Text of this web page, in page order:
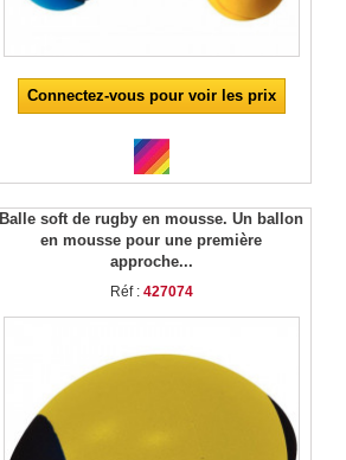
Connectez-vous pour voir les prix
Balle soft de rugby en mousse. Un ballon
en mousse pour une première
approche...
Réf : 427074